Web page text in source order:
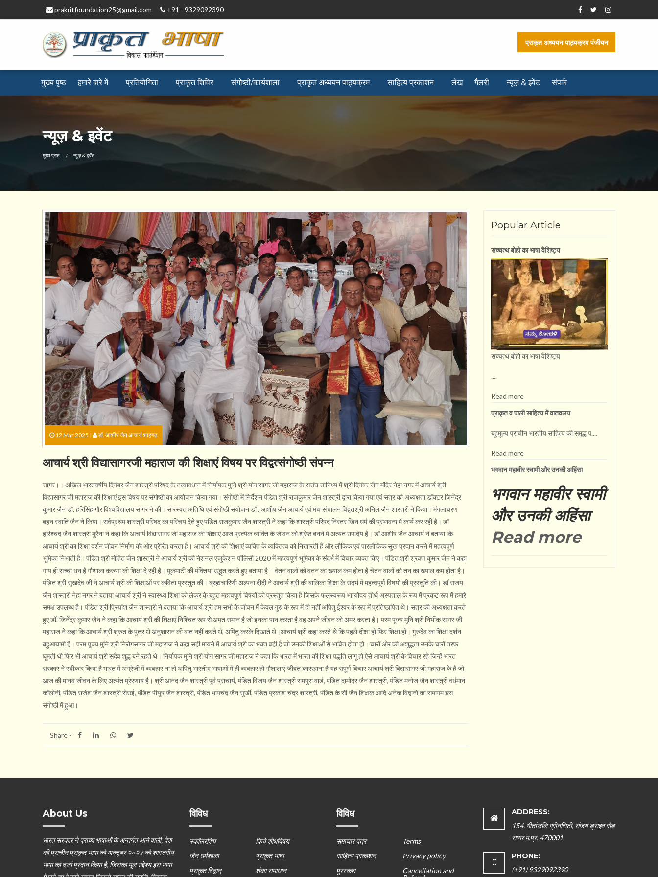
prakritfoundation25@gmail.com +91 - 9329092390
प्राकृत अध्ययन पाठ्यक्रम पंजीयन
मुख्य पृष्ठ हमारे बारे में प्रतियोगिता प्राकृत ​शिविर संगोष्ठी/कार्यशाला प्राकृत अध्ययन पाठ्यक्रम साहित्य प्रकाशन लेख गैलरी न्यूज़ & इवेंट संपर्क
न्यूज़ & इवेंट
मुख्य प्रष्ट CURRENT:
न्यूज़ & इवेंट
12 Mar 2025 | डॉ. आशीष जैन आचार्य शाहगढ़
आचार्य श्री विद्यासागरजी महाराज की शिक्षाएं विषय पर विद्वत्संगोष्ठी संपन्न
सागर।। अखिल भारतवर्षीय दिगंबर जैन शास्त्री परिषद के तत्वावधान में निर्यापक मुनि श्री योग सागर जी महाराज के ससंघ सानिध्य में श्री दिगंबर जैन मंदिर नेहा नगर में आचार्य श्री
विद्यासागर जी महाराज की शिक्षाएं इस विषय पर संगोष्ठी का आयोजन किया गया। संगोष्ठी में निर्देशन पंडित श्री राजकुमार जैन शास्त्री द्वारा किया गया एवं सत्र की अध्यक्षता डॉक्टर जिनेंद्र
कुमार जैन डॉ. हरिसिंह गौर विश्वविद्यालय सागर ने की। सारस्वत अतिथि एवं संगोष्ठी संयोजन डॉ . आशीष जैन आचार्य एवं मंच संचालन विद्वतश्री अनिल जैन शास्त्री ने किया। मंगलाचरण
बहन स्वाति जैन ने किया। सर्वप्रथम शास्त्री परिषद का परिचय देते हुए पंडित राजकुमार जैन शास्त्री ने कहा कि शास्त्री परिषद निरंतर जिन धर्म की प्रभावना में कार्य कर रही है। डॉ
हरिश्चंद जैन शास्त्री मुरैना ने कहा कि आचार्य विद्यासागर जी महाराज की शिक्षाएं आज प्रत्येक व्यक्ति के जीवन को श्रेष्ठ बनने में अत्यंत उपादेय हैं। डॉ आशीष जैन आचार्य ने बताया कि
आचार्य श्री का शिक्षा दर्शन जीवन निर्माण की ओर प्रेरित करता है। आचार्य श्री की शिक्षाएं व्यक्ति के व्यक्तित्व को निखारती हैं और लौकिक एवं पारलौकिक सुख प्रदान करने में महत्वपूर्ण
भूमिका निभाती है। पंडित श्री मोहित जैन शास्त्री ने आचार्य श्री की नेशनल एजुकेशन पॉलिसी 2020 में महत्वपूर्ण भूमिका के संदर्भ में विचार व्यक्त किए। पंडित श्री श्रवण कुमार जैन ने कहा
गाय ही सच्चा धन है गौशाला करुणा की शिक्षा दे रही है। मूकमाटी की पंक्तियां उद्धृत करते हुए बताया है – वेतन वालों को वतन का ख्याल कम होता है चेतन वालों को तन का ख्याल कम होता है।
पंडित श्री सुखदेव जी ने आचार्य श्री की शिक्षाओं पर कविता प्रस्तुत की। ब्रह्मचारिणी अल्पना दीदी ने आचार्य श्री की बालिका शिक्षा के संदर्भ में महत्वपूर्ण विषयों की प्रस्तुति की। डॉ संजय
जैन शास्त्री नेहा नगर ने बताया आचार्य श्री ने स्वास्थ्य शिक्षा को लेकर के बहुत महत्वपूर्ण विषयों को प्रस्तुत किया है जिसके फलस्वरूप भाग्योदय तीर्थ अस्पताल के रूप में प्रकट रूप में हमारे
समक्ष उपलब्ध है। पंडित श्री प्रियांश जैन शास्त्री ने बताया कि आचार्य श्री हम सभी के जीवन में केवल गुरु के रूप में ही नहीं अपितु ईश्वर के रूप में प्रतिष्ठापित थे। सत्र की अध्यक्षता करते
हुए डॉ. जिनेंद्र कुमार जैन ने कहा कि आचार्य श्री की शिक्षाएं निश्चित रूप से अमृत समान है जो इनका पान करता है वह अपने जीवन को अमर करता है। परम पूज्य मुनि श्री निर्भीक सागर जी
महाराज ने कहा कि आचार्य श्री श्रुत के पुत्र थे अनुशासन की बात नहीं करते थे, अपितु करके दिखाते थे।आचार्य श्री कहा करते थे कि पहले दीक्षा हो फिर शिक्षा हो। गुरुदेव का शिक्षा दर्शन
बहुआयामी है। परम पूज्य मुनि श्री निरोगसागर जी महाराज ने कहा सही मायने में आचार्य श्री का भक्त वही है जो उनकी शिक्षाओं से भावित होता हो। चारों ओर की अशुद्धता उनके चारों तरफ
घूमती थी फिर भी आचार्य श्री सदैव शुद्ध बने रहते थे। निर्यापक मुनि श्री योग सागर जी महाराज ने कहा कि भारत में भारत की शिक्षा पद्धति लागू हो ऐसे आचार्य श्री के विचार रहे जिन्हें भारत
सरकार ने स्वीकार किया है भारत में अंग्रेजी में व्यवहार ना हो अपितु भारतीय भाषाओं में ही व्यवहार हो गौशालाएं जीवंत कारखाना है यह संपूर्ण विचार आचार्य श्री विद्यासागर जी महाराज के हैं जो
आज की मानव जीवन के लिए अत्यंत प्रेरणाय है। श्री आनंद जैन शास्त्री पूर्व प्राचार्य, पंडित विजय जैन शास्त्री रामपुरा वार्ड, पंडित दामोदर जैन शास्त्री, पंडित मनोज जैन शास्त्री वर्धमान
कॉलोनी, पंडित राजेश जैन शास्त्री सेसई, पंडित पीयूष जैन शास्त्री, पंडित भागचंद जैन सुर्खी, पंडित प्रकाश चंद्र शास्त्री, पंडित के सी जैन शिक्षक आदि अनेक विद्वानों का समागम इस
संगोष्ठी में हुआ।
Share -
Popular Article
सच्चत्थ बोहो का भाषा वै​शिष्ट्य
सच्चत्थ बोहो का भाषा वै​शिष्ट्य
....
Read more
प्राकृत व पाली साहित्य में वातवलय
बहुमूल्य प्राचीन भारतीय साहित्य की समृद्ध प....
Read more
भगवान महावीर स्वामी और उनकी अहिंसा
भगवान महावीर स्वामी
और उनकी अहिंसा
Read more
About Us
भारत सरकार ने प्राच्य भाषाओं के अन्तर्गत आने वाली, देश
की प्राचीन प्राकृत भाषा को अक्टूबर २०२४ को शास्त्रीय
भाषा का दर्जा प्रदान किया है, जिसका मूल उद्देश्य इस भाषा
विविध
स्कॉलरशिप
जैन धर्मशाला
प्राकृत विद्वान्
किये शोधविषय
प्राकृत भाषा
शंका समाधान
विविध
समाचार पत्र
साहित्य प्रकाशन
पुरस्कार
Terms
Privacy policy
Cancellation and
ADDRESS:
154, गीतांजलि ग्रीनसिटी, संजय ड्राइव रोड़
सागर म.प्र. 470001
PHONE:
(+91) 9329092390